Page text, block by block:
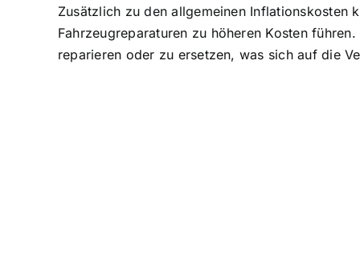
Zusätzlich zu den allgemeinen Inflationskosten
Fahrzeugreparaturen zu höheren Kosten
reparieren oder zu ersetzen, was sich auf die